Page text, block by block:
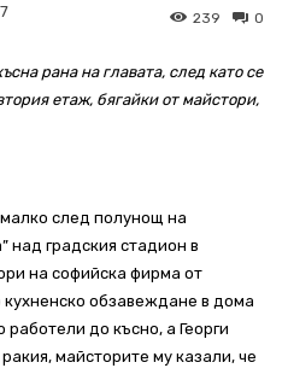
0
239
рана на главата, след като се
етаж, бягайки от майстори,
след полунощ на
над градския стадион в
на софийска фирма от
обзавеждане в дома
до късно, а Георги
майсторите му казали, че